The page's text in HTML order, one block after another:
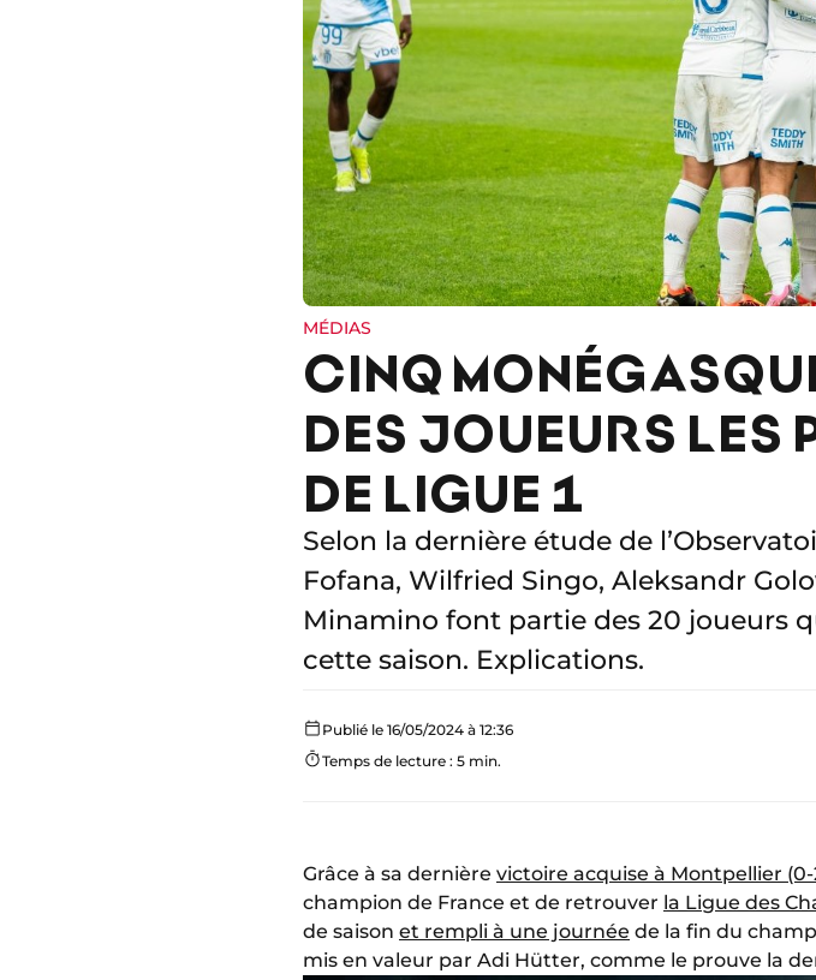
MÉDIAS
CINQ
DES JOUEURS LES
DE LIGUE 1
Selon la dernière étude de
Fofana, Wilfried Singo, Aleksandr
Minamino font partie des 20 joueurs
cette saison. Explications.
Publié le 16/05/2024 à 12:36
Temps de lecture : 5 min.
Grâce à sa dernière victoire acquise à Montpellier (0-
champion de France et de retrouver la Ligue des
de saison et rempli à une journée de la fin du
mis en valeur par Adi Hütter, comme le prouve la